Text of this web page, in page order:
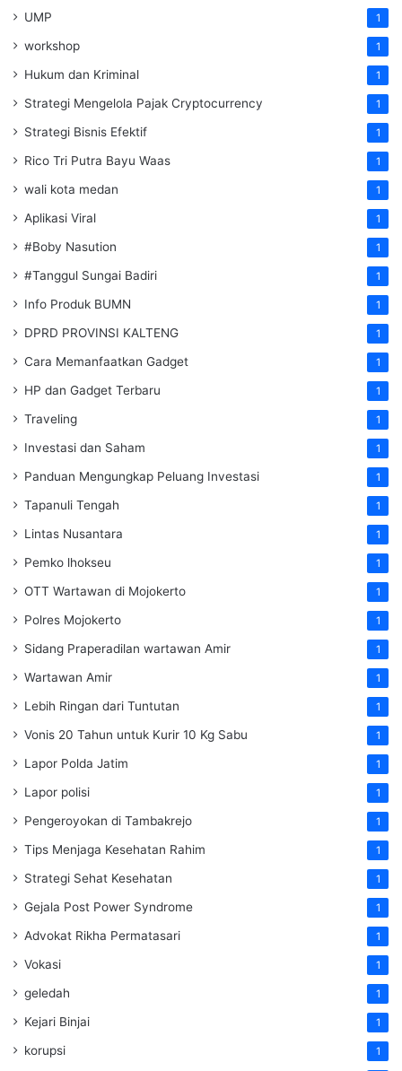
UMP 1
workshop 1
Hukum dan Kriminal 1
Strategi Mengelola Pajak Cryptocurrency 1
Strategi Bisnis Efektif 1
Rico Tri Putra Bayu Waas 1
wali kota medan 1
Aplikasi Viral 1
#Boby Nasution 1
#Tanggul Sungai Badiri 1
Info Produk BUMN 1
DPRD PROVINSI KALTENG 1
Cara Memanfaatkan Gadget 1
HP dan Gadget Terbaru 1
Traveling 1
Investasi dan Saham 1
Panduan Mengungkap Peluang Investasi 1
Tapanuli Tengah 1
Lintas Nusantara 1
Pemko lhokseu 1
OTT Wartawan di Mojokerto 1
Polres Mojokerto 1
Sidang Praperadilan wartawan Amir 1
Wartawan Amir 1
Lebih Ringan dari Tuntutan 1
Vonis 20 Tahun untuk Kurir 10 Kg Sabu 1
Lapor Polda Jatim 1
Lapor polisi 1
Pengeroyokan di Tambakrejo 1
Tips Menjaga Kesehatan Rahim 1
Strategi Sehat Kesehatan 1
Gejala Post Power Syndrome 1
Advokat Rikha Permatasari 1
Vokasi 1
geledah 1
Kejari Binjai 1
korupsi 1